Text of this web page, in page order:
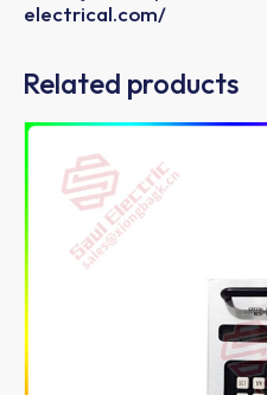
electrical.com/
Related products